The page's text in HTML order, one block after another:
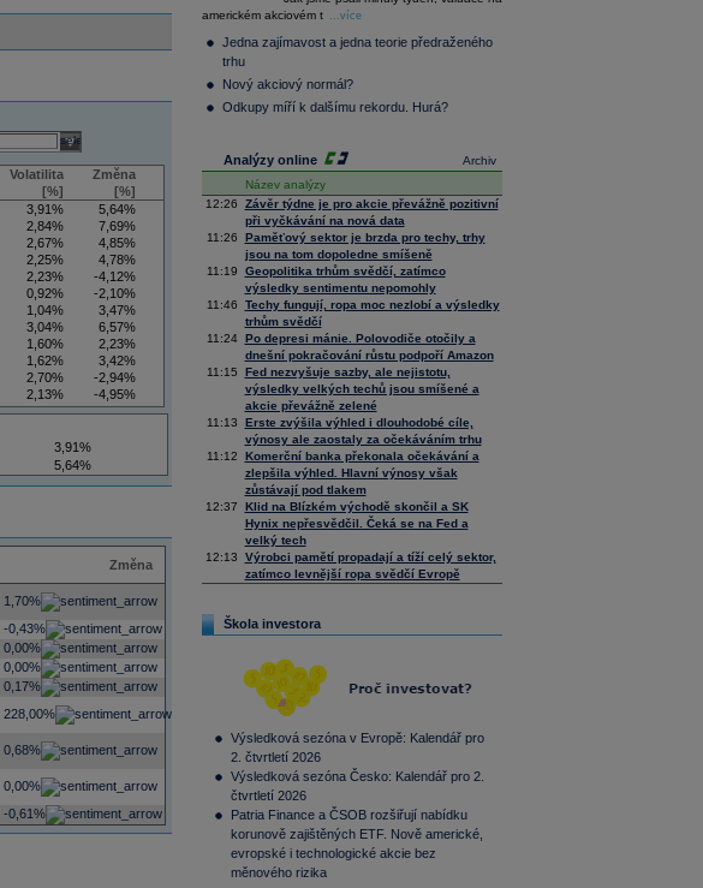
select
Volatilita
[%]
Změna
[%]
3,91%
5,64%
2,84%
7,69%
2,67%
4,85%
2,25%
4,78%
2,23%
-4,12%
0,92%
-2,10%
1,04%
3,47%
3,04%
6,57%
1,60%
2,23%
1,62%
3,42%
2,70%
-2,94%
2,13%
-4,95%
4,09%
11,61%
3,91%
5,64%
Změna
1,70%
-0,43%
0,00%
0,00%
0,17%
228,00%
0,68%
0,00%
-0,61%
Composite
36 376,54 0,66
Tecdax
Performance
index
4 068,78
americkém akciovém t
...více
Jedna zajímavost a jedna teorie předraženého
trhu
Nový akciový normál?
Odkupy míří k dalšímu rekordu. Hurá?
Archiv
Analýzy online
Název analýzy
12:26
Závěr týdne je pro akcie převážně pozitivní
při vyčkávání na nová data
11:26
Paměťový sektor je brzda pro techy, trhy
jsou na tom dopoledne smíšeně
11:19
Geopolitika trhům svědčí, zatímco
výsledky sentimentu nepomohly
11:46
Techy fungují, ropa moc nezlobí a výsledky
trhům svědčí
11:24
Po depresi mánie. Polovodiče otočily a
dnešní pokračování růstu podpoří Amazon
11:15
Fed nezvyšuje sazby, ale nejistotu,
výsledky velkých techů jsou smíšené a
akcie převážně zelené
11:13
Erste zvýšila výhled i dlouhodobé cíle,
výnosy ale zaostaly za očekáváním trhu
11:12
Komerční banka překonala očekávání a
zlepšila výhled. Hlavní výnosy však
zůstávají pod tlakem
12:37
Klid na Blízkém východě skončil a SK
Hynix nepřesvědčil. Čeká se na Fed a
velký tech
12:13
Výrobci pamětí propadají a tíží celý sektor,
zatímco levnější ropa svědčí Evropě
Škola investora
Výsledková sezóna v Evropě: Kalendář pro
2. čtvrtletí 2026
Výsledková sezóna Česko: Kalendář pro 2.
čtvrtletí 2026
Patria Finance a ČSOB rozšiřují nabídku
korunově zajištěných ETF. Nově americké,
evropské i technologické akcie bez
měnového rizika